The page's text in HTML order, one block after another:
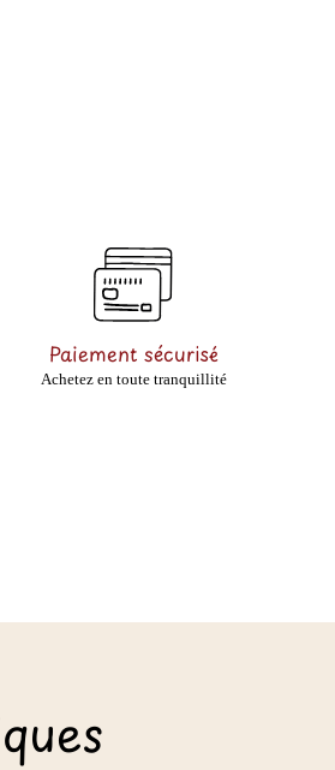
Paiement sécurisé
Achetez en toute tranquillité